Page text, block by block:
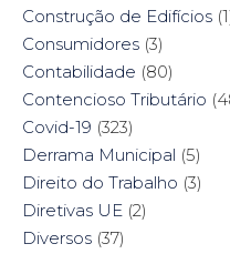
Construção de Edifícios
Consumidores (3)
Contabilidade (80)
Contencioso Tributário
Covid-19 (323)
Derrama Municipal (5)
Direito do Trabalho (3)
Diretivas UE (2)
Diversos (37)